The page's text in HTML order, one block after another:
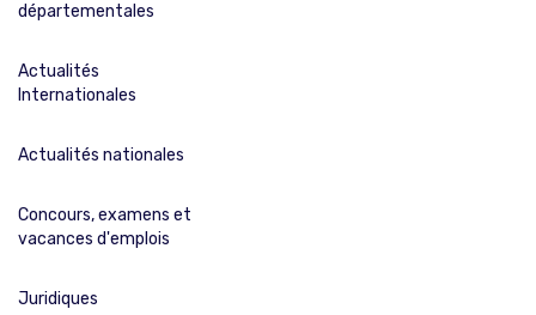
départementales
Actualités
Internationales
Actualités nationales
Concours, examens et
vacances d'emplois
Juridiques